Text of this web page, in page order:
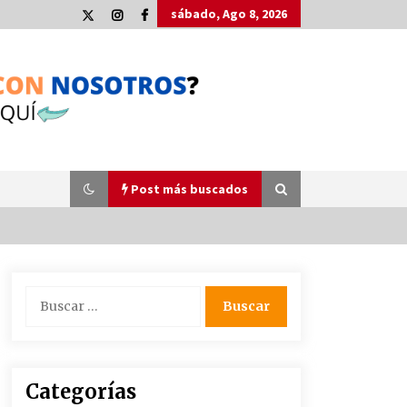
sábado, Ago 8, 2026
Post más buscados
Plaga de pulgas en el festival
Interestelar de Sevilla: «Pensé que
liquidación al no tener que pagar
Categorías